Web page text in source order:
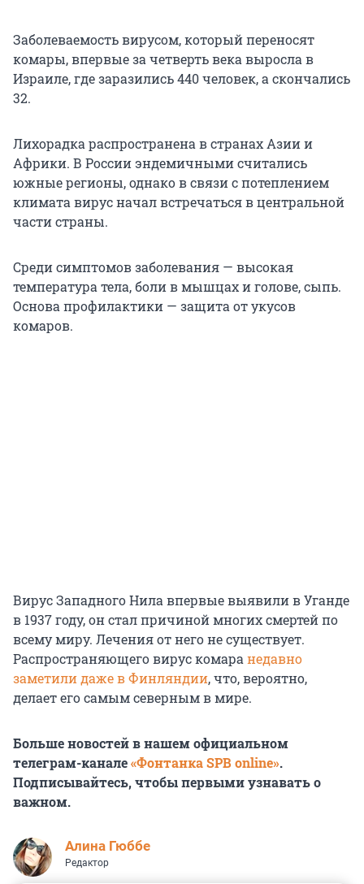
Заболеваемость вирусом, который переносят
комары, впервые за четверть века выросла в
Израиле, где заразились 440 человек, а скончались
32.
Лихорадка распространена в странах Азии и
Африки. В России эндемичными считались
южные регионы, однако в связи с потеплением
климата вирус начал встречаться в центральной
части страны.
Среди симптомов заболевания — высокая
температура тела, боли в мышцах и голове, сыпь.
Основа профилактики — защита от укусов
комаров.
Вирус Западного Нила впервые выявили в Уганде
в 1937 году, он стал причиной многих смертей по
всему миру. Лечения от него не существует.
Распространяющего вирус комара недавно
заметили даже в Финляндии, что, вероятно,
делает его самым северным в мире.
Больше новостей в нашем официальном
телеграм-канале«Фонтанка SPB online».
Подписывайтесь, чтобы первыми узнавать о
важном.
Алина Гюббе
Редактор